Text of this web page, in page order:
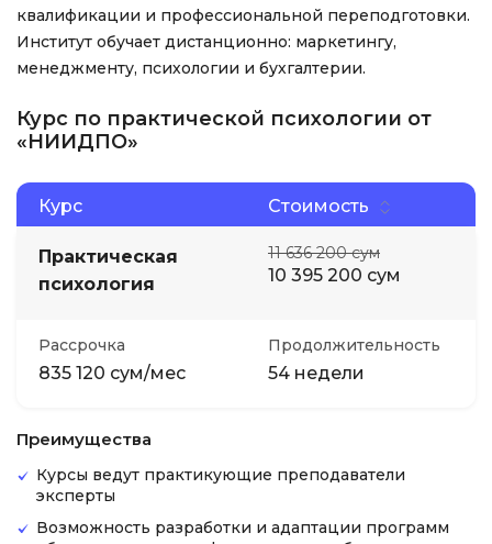
квалификации и профессиональной переподготовки.
Институт обучает дистанционно: маркетингу,
менеджменту, психологии и бухгалтерии.
Курс по практической психологии от
«НИИДПО»
Курс Стоимость
Практическая
психология
11 636 200 сум
10 395 200 сум
Рассрочка
835 120 сум/мес
Продолжительность
54 недели
Преимущества
Курсы ведут практикующие преподаватели
эксперты
Возможность разработки и адаптации программ